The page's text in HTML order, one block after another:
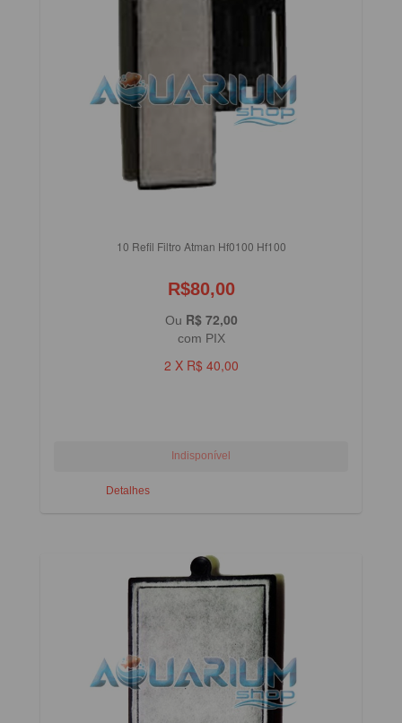
10 Refil Filtro Atman Hf0100 Hf100
R$80,00
Ou R$ 72,00
com PIX
2 X R$ 40,00
Detalhes